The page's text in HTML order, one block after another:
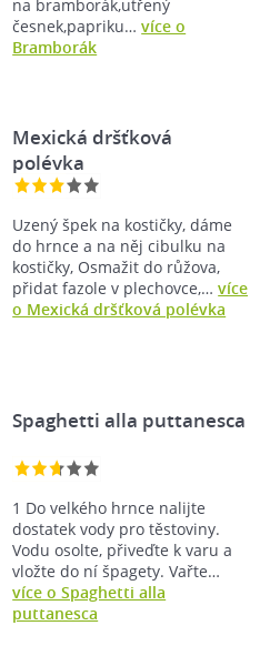
na bramborák,utřený
česnek,papriku…více o
Bramborák
Mexická dršťková
polévka
Uzený špek na kostičky, dáme
do hrnce a na něj cibulku na
kostičky, Osmažit do růžova,
přidat fazole v plechovce,…více
o Mexická dršťková polévka
Spaghetti alla puttanesca
1 Do velkého hrnce nalijte
dostatek vody pro těstoviny.
Vodu osolte, přiveďte k varu a
vložte do ní špagety. Vařte…
více o Spaghetti alla
puttanesca